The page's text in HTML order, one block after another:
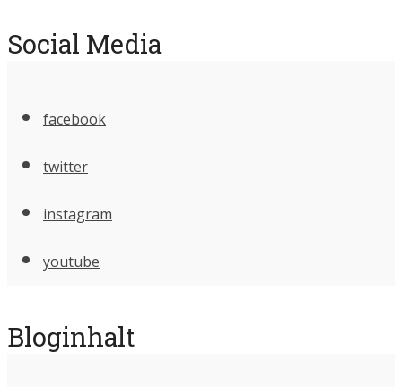
Social Media
facebook
twitter
instagram
youtube
Bloginhalt